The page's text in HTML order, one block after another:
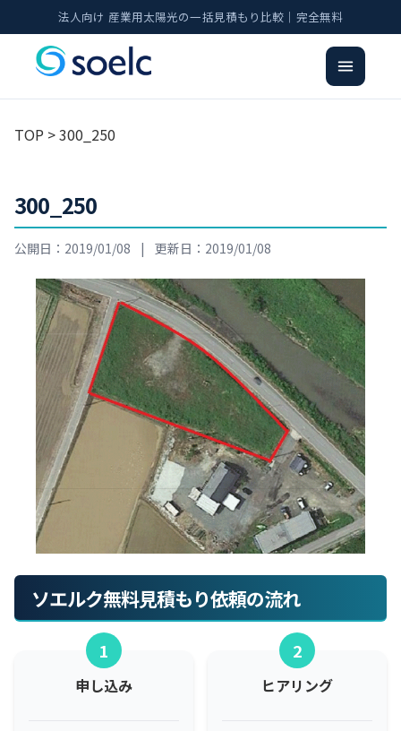
法人向け 産業用太陽光の一括見積もり比較｜完全無料
TOP > 300_250
300_250
公開日：2019/01/08 | 更新日：2019/01/08
ソエルク無料見積もり依頼の流れ
1
申し込み
2
ヒアリング